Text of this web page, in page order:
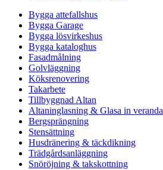
Bygga attefallshus
Bygga Garage
Bygga lösvirkeshus
Bygga kataloghus
Fasadmålning
Golvläggning
Köksrenovering
Takarbete
Tillbyggnad Altan
Altaninglasning & Glasa in veranda
Bergsprängning
Stensättning
Husdränering & täckdikning
Trädgårdsanläggning
Snöröjning & takskottning